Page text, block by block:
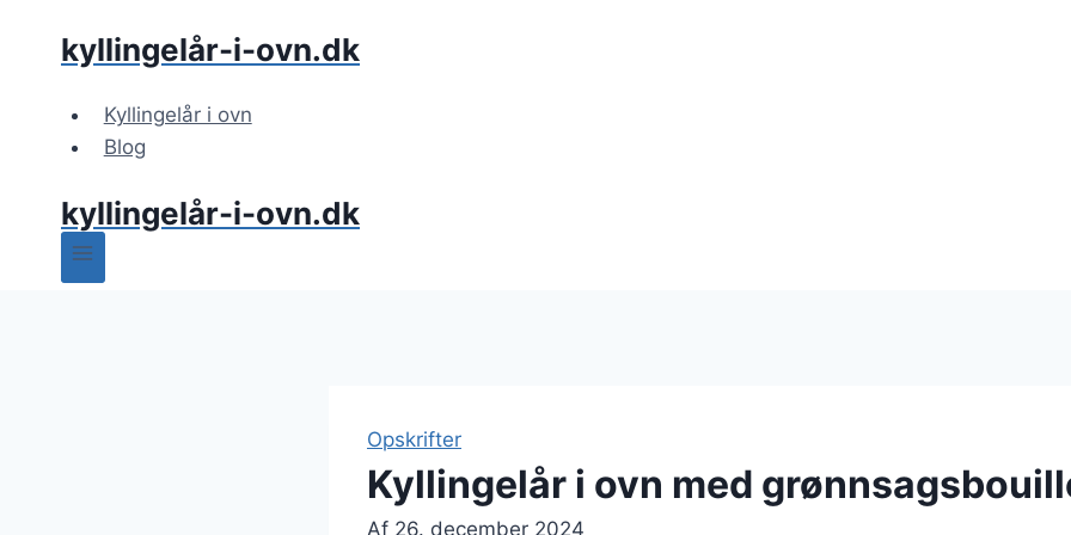
kyllingelår-i-ovn.dk
Kyllingelår i ovn
Blog
kyllingelår-i-ovn.dk
Opskrifter
Kyllingelår i ovn med
Af 26. december 2024